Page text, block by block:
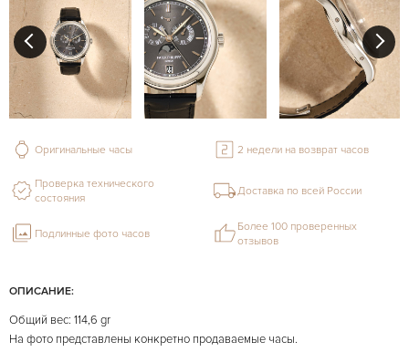
ОПИСАНИЕ:
Общий вес: 114,6 gr
На фото представлены конкретно продаваемые часы.
Оригинальные часы 2 недели на возврат часов
Проверка технического
состояния
Доставка по всей России
Подлинные фото часов
Более 100 проверенных
отзывов